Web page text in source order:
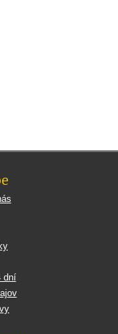
dní